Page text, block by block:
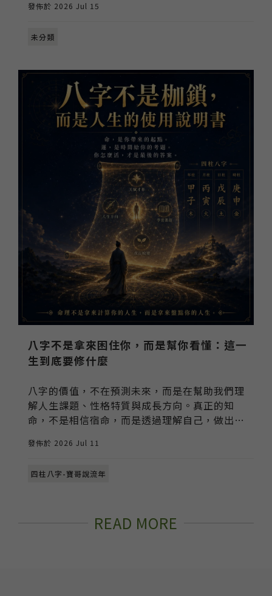
發佈於 2026 Jul 15
未分類
八字不是拿來困住你，而是幫你看懂：這一
生到底要修什麼
八字的價值，不在預測未來，而是在幫助我們理
解人生課題、性格特質與成長方向。真正的知
命，不是相信宿命，而是透過理解自己，做出更
發佈於 2026 Jul 11
四柱八字-寶哥說流年
READ MORE